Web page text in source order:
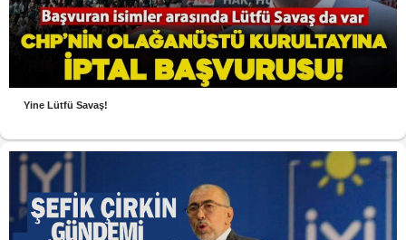
Yine Lütfü Savaş!